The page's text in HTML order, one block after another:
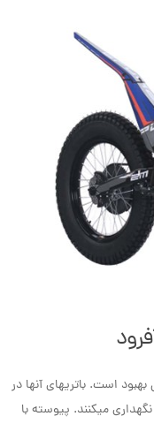
است. باتری­های آنها در
می­کنند. پیوسته با